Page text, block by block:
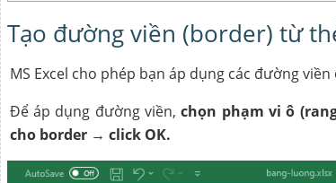
Tạo đường viền (border) từ
MS Excel cho phép bạn áp dụng các đường viền
Để áp dụng đường viền,chọn phạm vi ô
cho border → click OK.